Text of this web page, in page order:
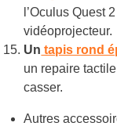
l’Oculus Quest
vidéoprojecteur.
Un tapis rond
un repaire
casser.
Autres